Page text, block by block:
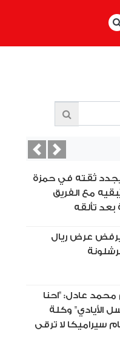
ثقته في حمزة
مع الفريق
بعد تألقه
عرض ريال
عادل: "احنا
وكلة
سيراميكا لا ترقى
PreviousNext